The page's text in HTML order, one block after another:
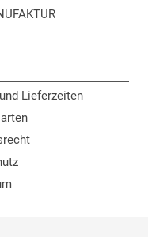
Lieferzeiten